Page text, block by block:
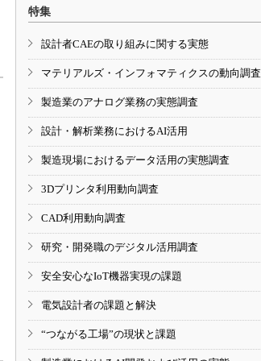
特集
設計者CAEの取り組みに関する実態
マテリアルズ・インフォマティクスの動向調査
製造業のアナログ業務の実態調査
設計・解析業務におけるAI活用
製造現場におけるデータ活用の実態調査
3Dプリンタ利用動向調査
CAD利用動向調査
研究・開発職のデジタル活用調査
安全安心なIoT機器実現の課題
電気設計者の課題と解決
“つながる工場”の現状と課題